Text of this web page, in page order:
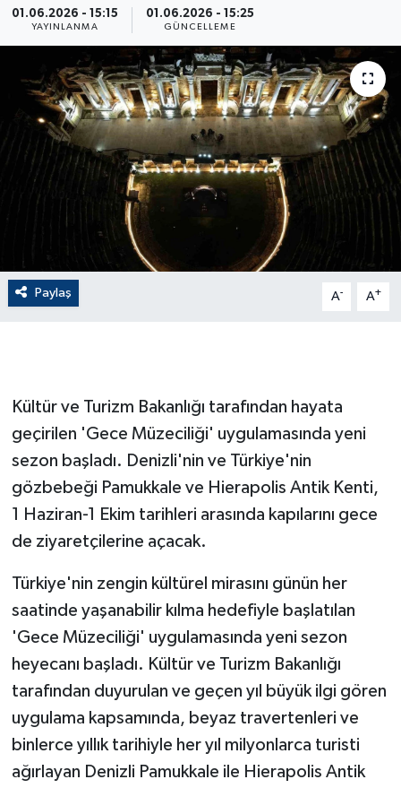
01.06.2026 - 15:15
YAYINLANMA
01.06.2026 - 15:25
GÜNCELLEME
Paylaş A- A+
Kültür ve Turizm Bakanlığı tarafından hayata
geçirilen 'Gece Müzeciliği' uygulamasında yeni
sezon başladı. Denizli'nin ve Türkiye'nin
gözbebeği Pamukkale ve Hierapolis Antik Kenti,
1 Haziran-1 Ekim tarihleri arasında kapılarını gece
de ziyaretçilerine açacak.
Türkiye'nin zengin kültürel mirasını günün her
saatinde yaşanabilir kılma hedefiyle başlatılan
'Gece Müzeciliği' uygulamasında yeni sezon
heyecanı başladı. Kültür ve Turizm Bakanlığı
tarafından duyurulan ve geçen yıl büyük ilgi gören
uygulama kapsamında, beyaz travertenleri ve
binlerce yıllık tarihiyle her yıl milyonlarca turisti
ağırlayan Denizli Pamukkale ile Hierapolis Antik
Dış Haberler
Dünya
EĞİTİM
EKONOMİ
English News
Finans
Flaş Haber
GÜNDEM
Güvenlik
HABERDE İNSAN
İş Dünyası
Jandarma
Kadın
KÜLTÜR SANAT